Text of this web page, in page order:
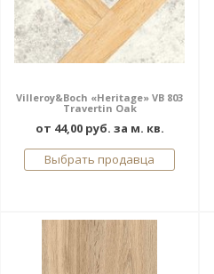
Villeroy&Boch «Heritage» VB 803
Travertin Oak
от 44,00 руб. за м. кв.
Выбрать продавца